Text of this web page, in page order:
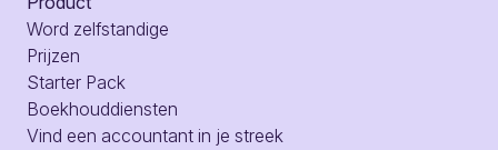
Word zelfstandige
Prijzen
Starter Pack
Boekhouddiensten
Vind een accountant in je streek